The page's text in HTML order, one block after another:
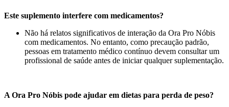
Este suplemento interfere com medicamentos?
Não há relatos significativos de interação da Ora Pro Nóbis
com medicamentos. No entanto, como precaução padrão,
pessoas em tratamento médico contínuo devem consultar um
profissional de saúde antes de iniciar qualquer suplementação.
A Ora Pro Nóbis pode ajudar em dietas para perda de peso?